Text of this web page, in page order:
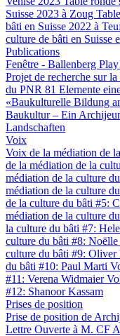
Suisse 2023 à Zoug
bâti en Suisse 2022 à
culture de bâti en Suisse
Publications
Fenêtre - Ballenberg
Projet de recherche sur
du PNR 81 Elemente
«Baukulturelle Bildung
Baukultur – Ein
Landschaften
Voix
Voix de la médiation de
de la médiation de la
médiation de la culture
médiation de la culture
de la culture du bâti #5:
médiation de la culture
la culture du bâti #7:
culture du bâti #8:
culture du bâti #9: Oliver
du bâti #10: Paul Marti
#11: Verena Widmaier
#12: Shanoor Kassam
Prises de position
Prise de position de
Lettre Ouverte à M. CF